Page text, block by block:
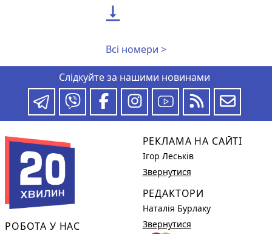

Всі номери >
Слідкуйте за нашими новинами
РОБОТА У НАС
РЕКЛАМА НА САЙТІ
Ігор Леськів
Звернутися
РЕДАКТОРИ
Наталія Бурлаку
Звернутися